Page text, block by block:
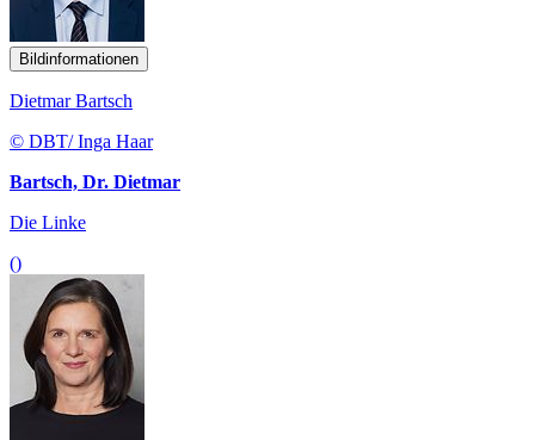
Bildinformationen
Dietmar Bartsch
© DBT/ Inga Haar
Bartsch, Dr. Dietmar
Die Linke
()